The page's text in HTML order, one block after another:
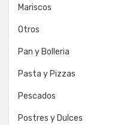
Mariscos
Otros
Pan y Bolleria
Pasta y Pizzas
Pescados
Postres y Dulces